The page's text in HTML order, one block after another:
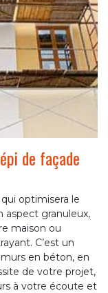
de façade
optimisera le
granuleux,
maison ou
C’est un
en béton, en
de votre projet,
à votre écoute et